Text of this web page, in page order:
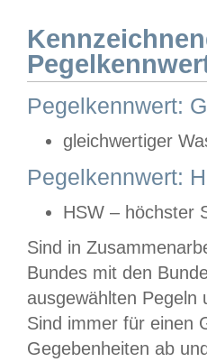
Pegelkennwert:
gleichwertiger
Pegelkennwert:
HSW – höchster
Sind in
Bundes mit den
ausgewählten
Sind immer für einen
Gegebenheiten ab